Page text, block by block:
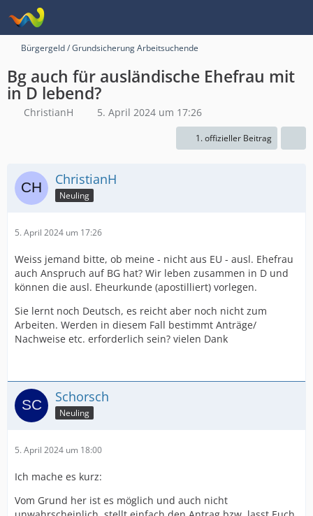
Bürgergeld / Grundsicherung Arbeitsuchende
Bg auch für ausländische Ehefrau mit
in D lebend?
ChristianH 5. April 2024 um 17:26
1. offizieller Beitrag
ChristianH
Neuling
5. April 2024 um 17:26
Weiss jemand bitte, ob meine - nicht aus EU - ausl. Ehefrau
auch Anspruch auf BG hat? Wir leben zusammen in D und
können die ausl. Eheurkunde (apostilliert) vorlegen.
Sie lernt noch Deutsch, es reicht aber noch nicht zum
Arbeiten. Werden in diesem Fall bestimmt Anträge/
Nachweise etc. erforderlich sein? vielen Dank
Schorsch
Neuling
5. April 2024 um 18:00
Ich mache es kurz:
Vom Grund her ist es möglich und auch nicht